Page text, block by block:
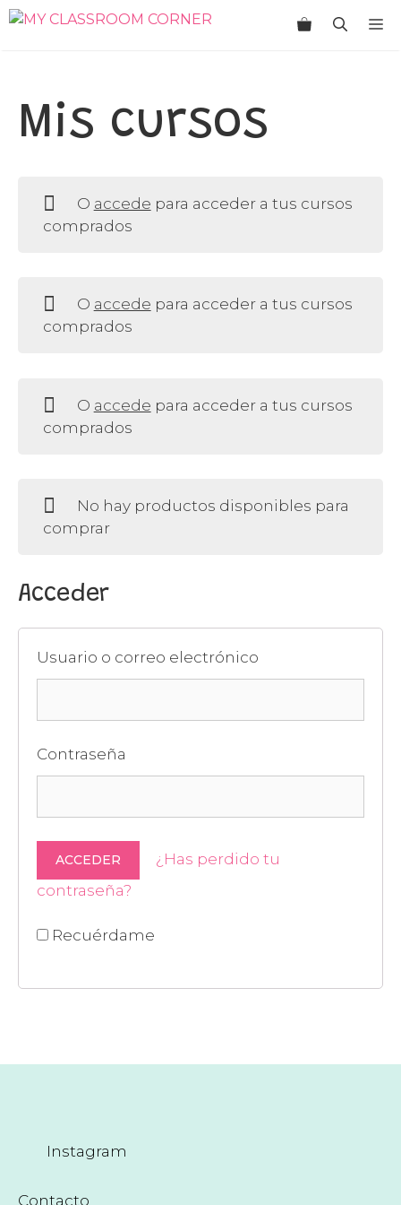
Saltar
Mis cursos
O accede para acceder a tus cursos
comprados
O accede para acceder a tus cursos
comprados
O accede para acceder a tus cursos
comprados
No hay productos disponibles para
comprar
Acceder
Usuario o correo electrónico
Contraseña
¿Has perdido tu
contraseña?
Recuérdame
Instagram
Contacto